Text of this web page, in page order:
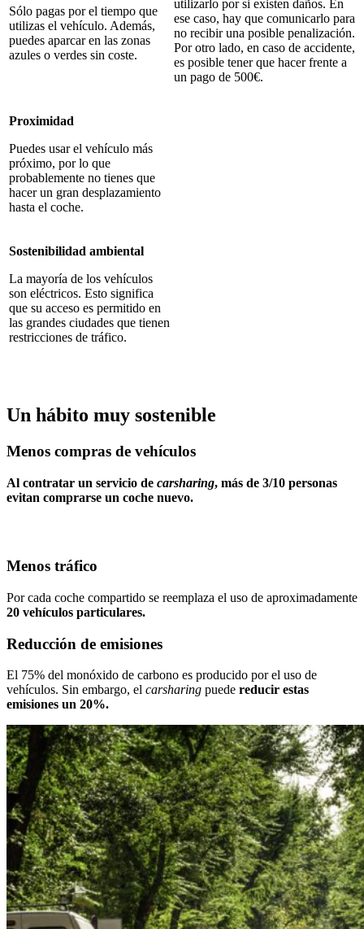
Sólo pagas por el tiempo que
utilizas el vehículo. Además,
puedes aparcar en las zonas
azules o verdes sin coste.
utilizarlo por si existen daños. En
ese caso, hay que comunicarlo para
no recibir una posible penalización.
Por otro lado, en caso de accidente,
es posible tener que hacer frente a
un pago de 500€.
Proximidad
Puedes usar el vehículo más
próximo, por lo que
probablemente no tienes que
hacer un gran desplazamiento
hasta el coche.
Sostenibilidad ambiental
La mayoría de los vehículos
son eléctricos. Esto significa
que su acceso es permitido en
las grandes ciudades que tienen
restricciones de tráfico.
Un hábito muy sostenible
Menos compras de vehículos
Al contratar un servicio de carsharing, más de 3/10 personas
evitan comprarse un coche nuevo.
Menos tráfico
Por cada coche compartido se reemplaza el uso de aproximadamente
20 vehículos particulares.
Reducción de emisiones
El 75% del monóxido de carbono es producido por el uso de
vehículos. Sin embargo, el carsharing puede reducir estas
emisiones un 20%.